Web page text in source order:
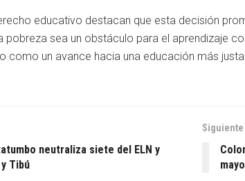
educativo destacan que esta decisión
pobreza sea un obstáculo para el aprendizaje
como un avance hacia una educación más
neutraliza siete del ELN y
Tibú